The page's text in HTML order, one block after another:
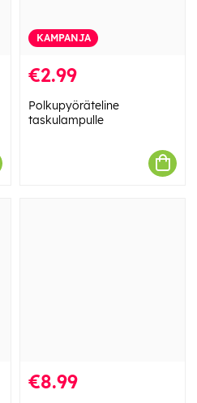
KAMPANJA
€2.99
Polkupyöräteline
taskulampulle
€8.99